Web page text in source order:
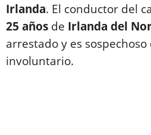
Irlanda. El conductor del
25 años de Irlanda del
arrestado y es
involuntario.